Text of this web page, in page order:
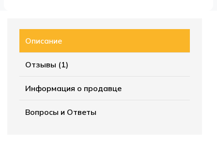
Описание
Отзывы (1)
Информация о продавце
Вопросы и Ответы